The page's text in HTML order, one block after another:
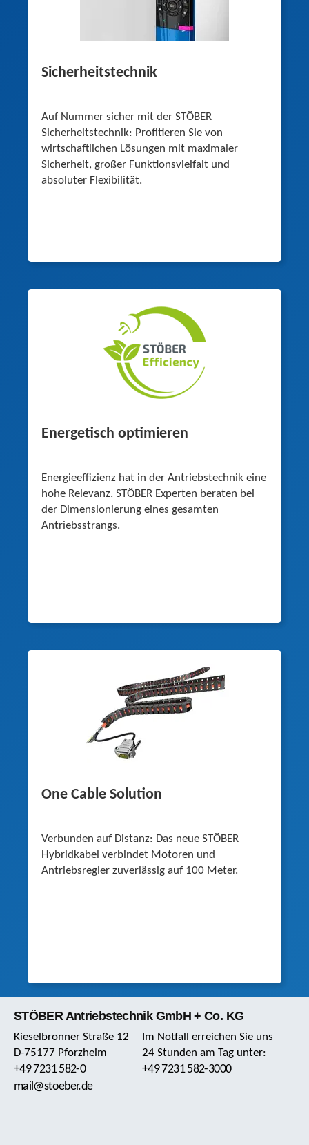
Sicherheitstechnik
Auf Nummer sicher mit der STÖBER
Sicherheitstechnik: Profitieren Sie von
wirtschaft­lichen Lösungen mit maximaler
Sicherheit, großer Funktions­vielfalt und
absoluter Flexibilität.
Energetisch optimieren
Energieeffizienz hat in der Antriebstechnik eine
hohe Relevanz. STÖBER Experten beraten bei
der Dimensionierung eines gesamten
Antriebsstrangs.
One Cable Solution
Verbunden auf Distanz: Das neue STÖBER
Hybridkabel verbindet Motoren und
Antriebsregler zuverlässig auf 100 Meter.
STÖBER Antriebstechnik GmbH + Co. KG
Kieselbronner Straße 12
D-75177 Pforzheim
+49 7231 582-0
mail@stoeber.de
Im Notfall erreichen Sie uns
24 Stunden am Tag unter:
+49 7231 582-3000